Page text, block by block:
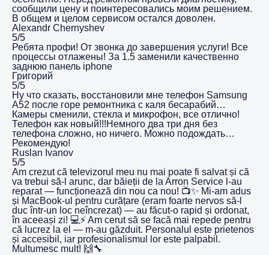
сообщили цену и поинтересовались моим решением.
В общем и целом сервисом остался доволен.
Alexandr Chernyshev
5/5
Ребята профи! От звонка до завершения услуги! Все
процессы отлажены! За 1.5 заменили качественно
заднюю панель iphone
Григорий
5/5
Ну что сказать, восстановили мне телефон Samsung
A52 после горе ремонтника с каля бесарабий…
Камеры сменили, стекла и микрофон, все отлично!
Телефон как новый!!!Немного два три дня без
телефона сложно, но ничего. Можно подождать…
Рекомендую!
Ruslan Ivanov
5/5
Am crezut că televizorul meu nu mai poate fi salvat și că
va trebui să-l arunc, dar băieții de la Arron Service l-au
reparat — funcționează din nou ca nou! 📺✨ Mi-am adus
și MacBook-ul pentru curățare (eram foarte nervos să-l
duc într-un loc neîncrezat) — au făcut-o rapid și ordonat,
în aceeași zi! 💻⚡️ Am cerut să se facă mai repede pentru
că lucrez la el — m-au găzduit. Personalul este prietenos
și accesibil, iar profesionalismul lor este palpabil.
Multumesc mult! 🙌🔧